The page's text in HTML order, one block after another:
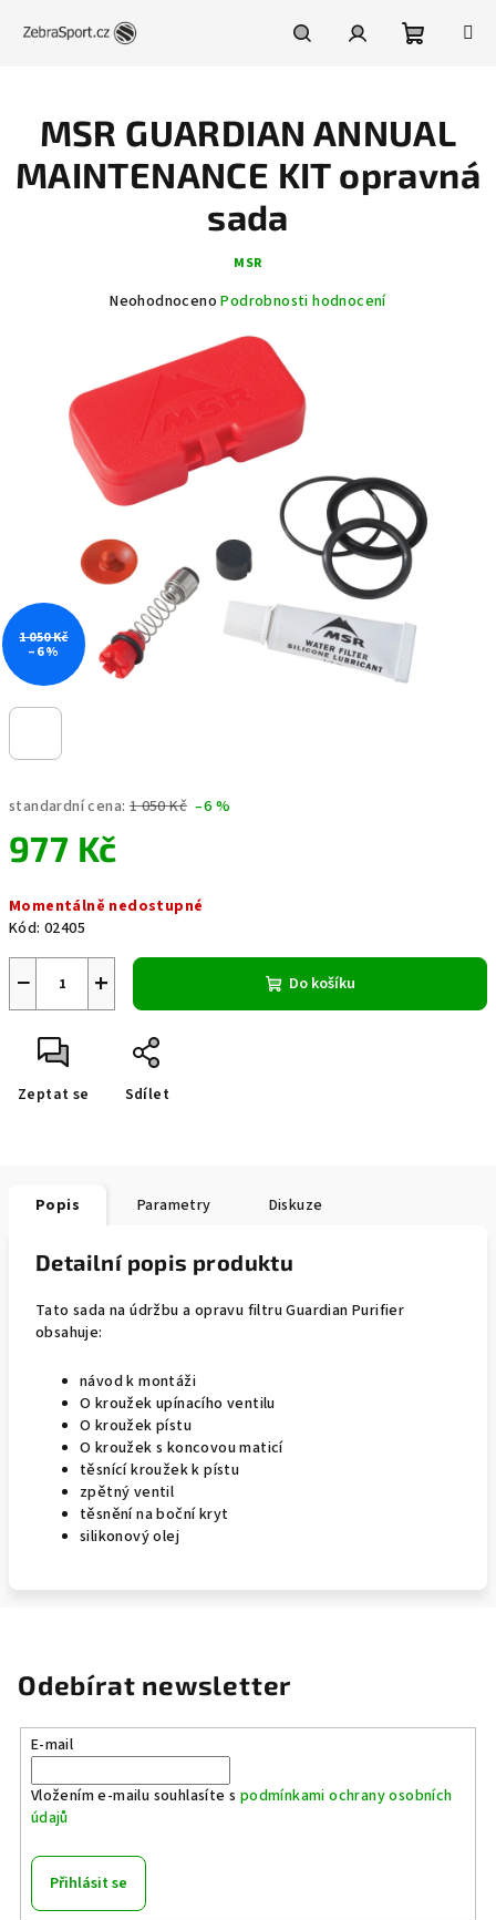
košík
standardní cena: 1 050 Kč –6 %
977 Kč
cena:
Momentálně nedostupné
Kód: 02405
+
− Do košíku
Zeptat se Sdílet
MSR GUARDIAN ANNUAL
MAINTENANCE KIT opravná
sada
MSR
Průměrné
0,0
hvězdiček.
Neohodnoceno Podrobnosti hodnocení
1 050 Kč
–6 %
Popis Parametry Diskuze
Detailní popis produktu
Tato sada na údržbu a opravu filtru Guardian Purifier
obsahuje:
návod k montáži
O kroužek upínacího ventilu
O kroužek pístu
O kroužek s koncovou maticí
těsnící kroužek k pístu
zpětný ventil
těsnění na boční kryt
silikonový olej
Odebírat newsletter
E-mail
Vložením e-mailu souhlasíte s podmínkami ochrany osobních
údajů
Přihlásit se